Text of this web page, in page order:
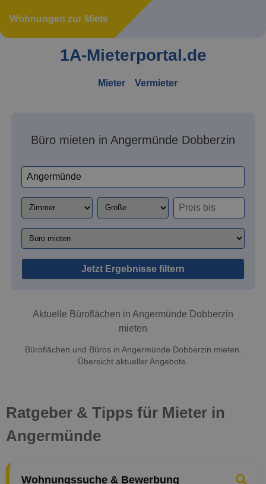
Wohnungen zur Miete
1A-Mieterportal.de
Mieter Vermieter
Büro mieten in Angermünde Dobberzin
Jetzt Ergebnisse filtern
Aktuelle Büroflächen in Angermünde Dobberzin
mieten
Büroflächen und Büros in Angermünde Dobberzin mieten.
Übersicht aktueller Angebote.
Ratgeber & Tipps für Mieter in
Angermünde
Wohnungssuche & Bewerbung